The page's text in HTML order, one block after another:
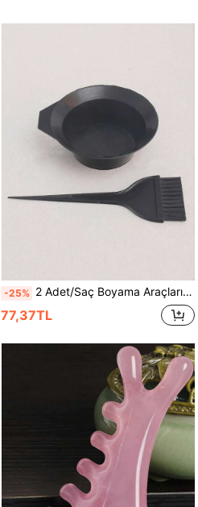
-25% 2 Adet/Saç Boyama Araçları - Saç Boyama Malzemeleri Saç Yağı Kasesi Saç Boyama Karıştırma Kasesi Kuaför Salonu Berber Dükkanı Kullanımı Siyah Saç Boyama Büyük Saç Boyama Fırçası Macun Karıştırma Kasesi
77,37TL